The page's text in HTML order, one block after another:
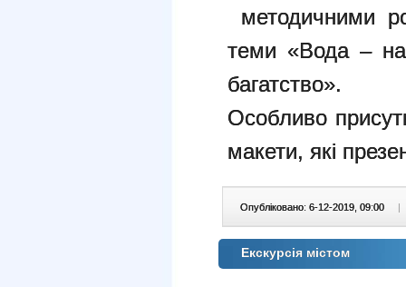
методичними
теми «Вода –
багатство».
Особливо
макети, які
Опубліковано: 6-12-2019, 09:00 |
Екскурсія містом